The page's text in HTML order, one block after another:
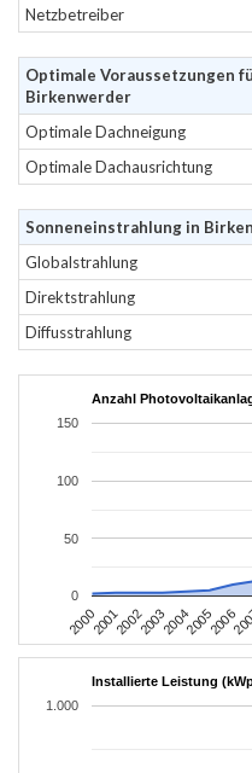
Netzbetreiber
Optimale Voraussetzungen
Birkenwerder
Optimale Dachneigung
Optimale Dachausrichtung
Sonneneinstrahlung in
Globalstrahlung
Direktstrahlung
Diffusstrahlung
Anzahl
2000200120022003200420052006
0
50
100
150
Installierte Leistung
1.000